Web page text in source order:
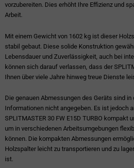
vorzubereiten. Dies erhöht Ihre Effizienz und
Arbeit.
Mit einem Gewicht von 1602 kg ist dieser
stabil gebaut. Diese solide Konstruktion
Lebensdauer und Zuverlässigkeit, auch bei
können sich darauf verlassen, dass der
Ihnen über viele Jahre hinweg treue Dienste
Die genauen Abmessungen des Geräts sind
Informationen nicht angegeben. Es ist jedoch
SPLITMASTER 30 FW E15D TURBO kompakt
um in verschiedenen Arbeitsumgebungen
können. Die kompakten Abmessungen
Holzspalter leicht zu transportieren und zu
ist.